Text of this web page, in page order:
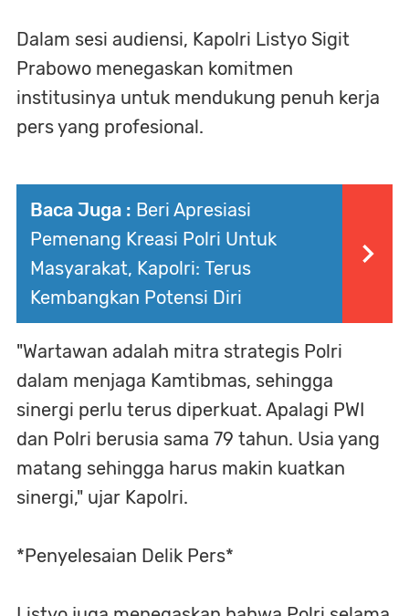
Dalam sesi audiensi, Kapolri Listyo Sigit
Prabowo menegaskan komitmen
institusinya untuk mendukung penuh kerja
pers yang profesional.
Baca Juga : Beri Apresiasi
Pemenang Kreasi Polri Untuk
Masyarakat, Kapolri: Terus
Kembangkan Potensi Diri
"Wartawan adalah mitra strategis Polri
dalam menjaga Kamtibmas, sehingga
sinergi perlu terus diperkuat. Apalagi PWI
dan Polri berusia sama 79 tahun. Usia yang
matang sehingga harus makin kuatkan
sinergi," ujar Kapolri.
*Penyelesaian Delik Pers*